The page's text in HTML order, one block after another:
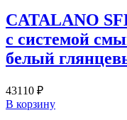
CATALANO
с системой
белый
43110 ₽
В корзину